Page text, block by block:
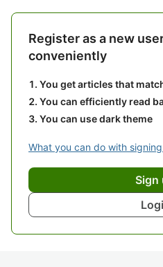
Register as a new
conveniently
You get articles that
You can efficiently read
You can use dark theme
What you can do with
Sign